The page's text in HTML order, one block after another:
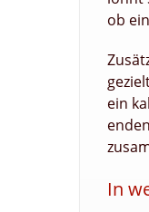
ob
ein
In